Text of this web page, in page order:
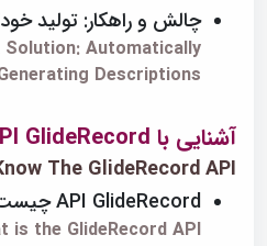
چالش و راهکار: تولید
Solution: Automatically
Generating Descriptions
آشنایی با API GlideRecord
The GlideRecord API
API GlideRecord چیست؟
is the GlideRecord API?